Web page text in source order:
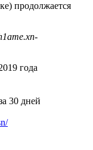
продолжается
года
30 дней